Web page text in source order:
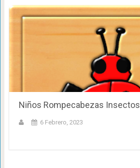
Niños Rompecabezas Insectos
6 Febrero, 2023